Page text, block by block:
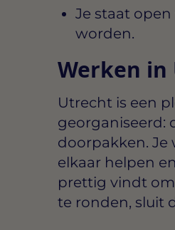
Je staat
worden.
Werken
Utrecht is een
georganiseerd:
doorpakken. Je
elkaar helpen
prettig vindt
te ronden, sluit